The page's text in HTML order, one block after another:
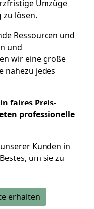
Umzüge
zu lösen.
Ressourcen und
und
wir eine große
nahezu jedes
faires Preis-
professionelle
Kunden in
um sie zu
erhalten